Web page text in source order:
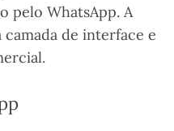
pelo WhatsApp. A
de interface e